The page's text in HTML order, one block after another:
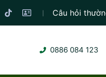
Câu hỏi
0886 084 123